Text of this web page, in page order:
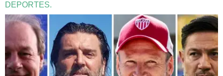
DEPORTES.